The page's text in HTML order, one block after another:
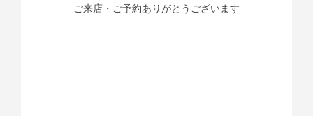
ご来店・ご予約ありがとうございます